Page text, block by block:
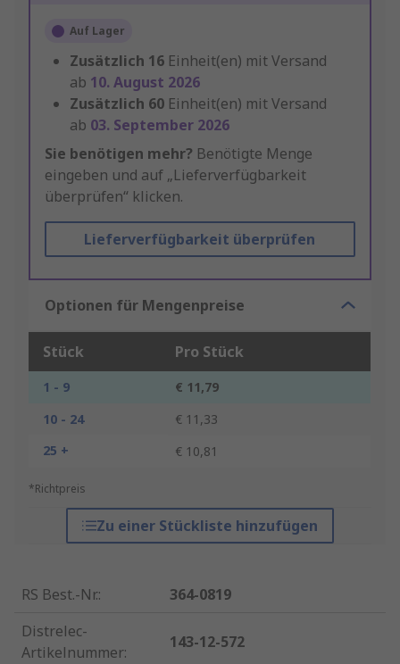
Auf Lager
Zusätzlich 16 Einheit(en) mit Versand
ab 10. August 2026
Zusätzlich 60 Einheit(en) mit Versand
ab 03. September 2026
Sie benötigen mehr? Benötigte Menge
eingeben und auf „Lieferverfügbarkeit
überprüfen“ klicken.
Lieferverfügbarkeit überprüfen
Optionen für Mengenpreise
Stück Pro Stück
1 - 9
€ 11,79
10 - 24
€ 11,33
25 +
€ 10,81
*Richtpreis
Zu einer Stückliste hinzufügen
RS Best.-Nr.:
364-0819
Distrelec-
Artikelnummer:
143-12-572